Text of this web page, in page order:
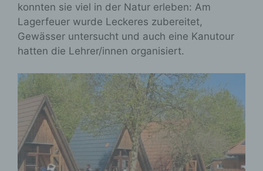
konnten sie viel in der Natur erleben: Am
Lagerfeuer wurde Leckeres zubereitet,
Gewässer untersucht und auch eine Kanutour
hatten die Lehrer/innen organisiert.